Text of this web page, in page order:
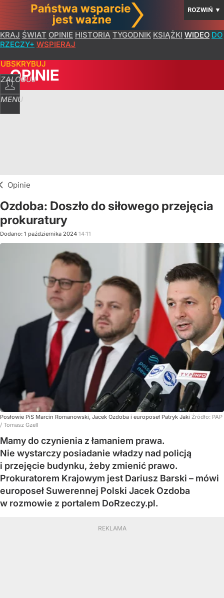
ROZWIŃ ▼
KRAJ ŚWIAT OPINIE HISTORIA TYGODNIK KSIĄŻKI WIDEO DO
RZECZY+ WSPIERAJ
ZALOGUJ
MENU
OPINIE
Opinie
Ozdoba: Doszło do siłowego przejęcia
prokuratury
Dodano: 1 października 2024 14:11
Posłowie PiS Marcin Romanowski, Jacek Ozdoba i europoseł Patryk Jaki Źródło: PAP
/ Tomasz Gzell
Mamy do czynienia z łamaniem prawa.
Nie wystarczy posiadanie władzy nad policją
i przejęcie budynku, żeby zmienić prawo.
Prokuratorem Krajowym jest Dariusz Barski – mówi
europoseł Suwerennej Polski Jacek Ozdoba
w rozmowie z portalem DoRzeczy.pl.